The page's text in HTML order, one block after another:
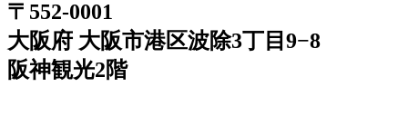
〒552-0001
大阪府 大阪市港区波除3丁目9−8
阪神観光2階